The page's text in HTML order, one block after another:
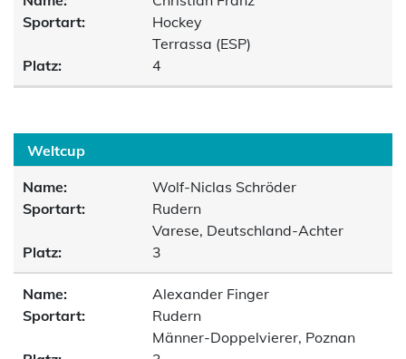
Sportart:
Hockey
Terrassa (ESP)
Platz:
4
Weltcup
Name:
Wolf-Niclas Schröder
Sportart:
Rudern
Varese, Deutschland-Achter
Platz:
3
Name:
Alexander Finger
Sportart:
Rudern
Männer-Doppelvierer, Poznan